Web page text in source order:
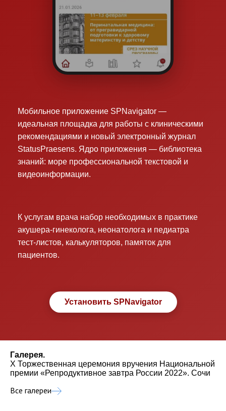
Мобильное приложение SPNavigator —
идеальная площадка для работы с клиническими
рекомендациями и новый электронный журнал
StatusPraesens. Ядро приложения — библиотека
знаний: море профессиональной текстовой и
видеоинформации.
К услугам врача набор необходимых в практике
акушера-гинеколога, неонатолога и педиатра
тест-листов, калькуляторов, памяток для
пациентов.
Установить SPNavigator
Галерея.
X Торжественная церемония вручения Национальной
премии «Репродуктивное завтра России 2022». Сочи
Все галереи